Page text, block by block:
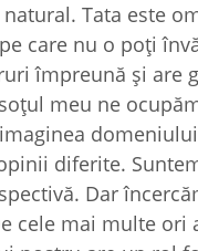
Tata este
care nu o poți
împreună și are
meu ne
diferite.
Dar
cele mai multe ori